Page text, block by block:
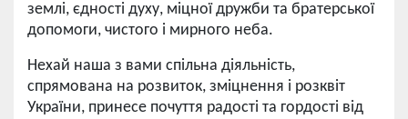
землі, єдності духу, міцної дружби та братерської
допомоги, чистого і мирного неба.
Нехай наша з вами спільна діяльність,
спрямована на розвиток, зміцнення і розквіт
України, принесе почуття радості та гордості від